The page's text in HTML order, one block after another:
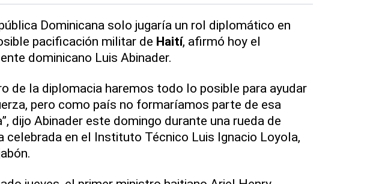
Dominicana solo jugaría un rol diplomático en
pacificación militar de Haití, afirmó hoy el
dominicano Luis Abinader.
de la diplomacia haremos todo lo posible para ayudar
pero como país no formaríamos parte de esa
dijo Abinader este domingo durante una rueda de
celebrada en el Instituto Técnico Luis Ignacio Loyola,